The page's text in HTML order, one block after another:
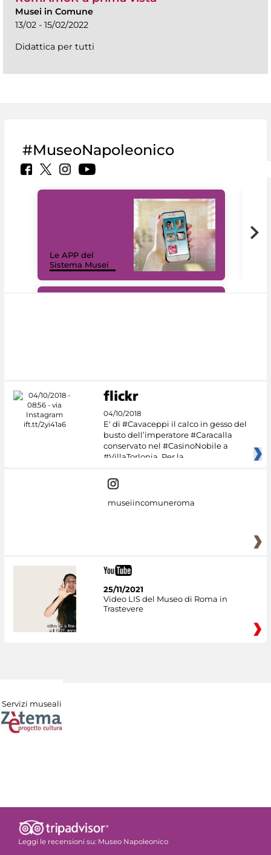
Musei in Comune
13/02 - 15/02/2022
Didattica per tutti
#MuseoNapoleonico
Le APP del
Sistema Musei
04/10/2018
E' di #Cavaceppi il calco in gesso del
busto dell’imperatore #Caracalla
conservato nel #CasinoNobile a
#VillaTorlonia. Per la
museiincomuneroma
25/11/2021
Video LIS del Museo di Roma in
Trastevere
Servizi museali
Leggi le recensioni su: Museo Napoleonico